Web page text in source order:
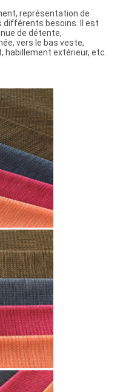
représentation de
différents besoins. Il est
de détente,
vers le bas veste,
habillement extérieur, etc.